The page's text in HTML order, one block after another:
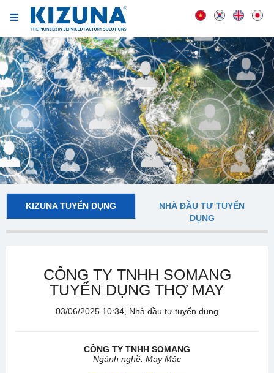
KIZUNA TUYỂN DỤNG
NHÀ ĐẦU TƯ TUYỂN
DỤNG
CÔNG TY TNHH SOMANG
TUYỂN DỤNG THỢ MAY
03/06/2025 10:34, Nhà đầu tư tuyển dụng
CÔNG TY TNHH SOMANG
Ngành nghề: May Mặc